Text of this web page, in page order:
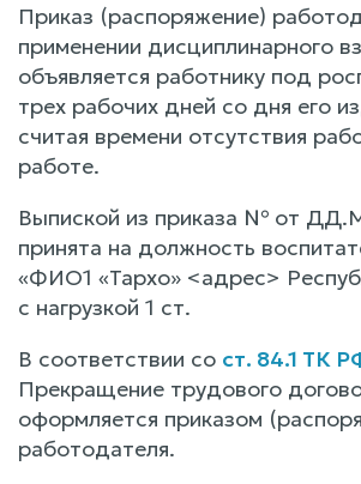
Приказ (распоряжение)
применении дисциплинарного
объявляется работнику под
трех рабочих дней со дня его
считая времени отсутствия
работе.
Выпиской из приказа № от
принята на должность
«ФИО1 «Тархо» <адрес>
с нагрузкой 1 ст.
В соответствии со ст. 84.1 ТК
Прекращение трудового
оформляется приказом
работодателя.